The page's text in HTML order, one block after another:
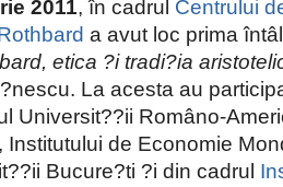
2011, în cadrul Centrului
a avut loc prima
etica ?i tradi?ia
La acesta au
Universit??ii Româno-
Institutului de Economie
Bucure?ti ?i din cadrul